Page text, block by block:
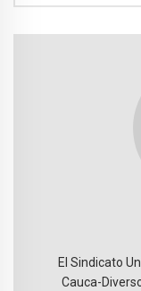
El Sindicato
Cauca-